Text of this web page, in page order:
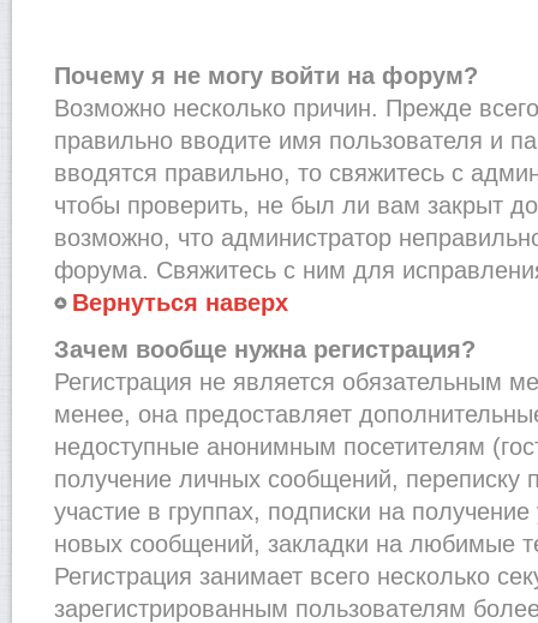
Почему я не могу войти на форум?
Возможно несколько причин. Прежде
правильно вводите имя пользователя и
вводятся правильно, то свяжитесь с
чтобы проверить, не был ли вам закрыт
возможно, что администратор
форума. Свяжитесь с ним для
Вернуться наверх
Зачем вообще нужна регистрация?
Регистрация не является обязательным
менее, она предоставляет
недоступные анонимным посетителям
получение личных сообщений, переписку
участие в группах, подписки на
новых сообщений, закладки на любимые
Регистрация занимает всего несколько
зарегистрированным пользователям